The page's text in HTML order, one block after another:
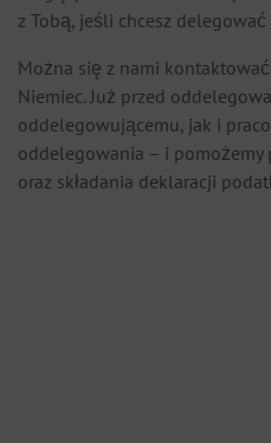
z Tobą, jeśli chcesz
Można się z nami
Niemiec. Już przed
oddelegowującemu, jak i
oddelegowania – i pomożemy
oraz składania deklaracji